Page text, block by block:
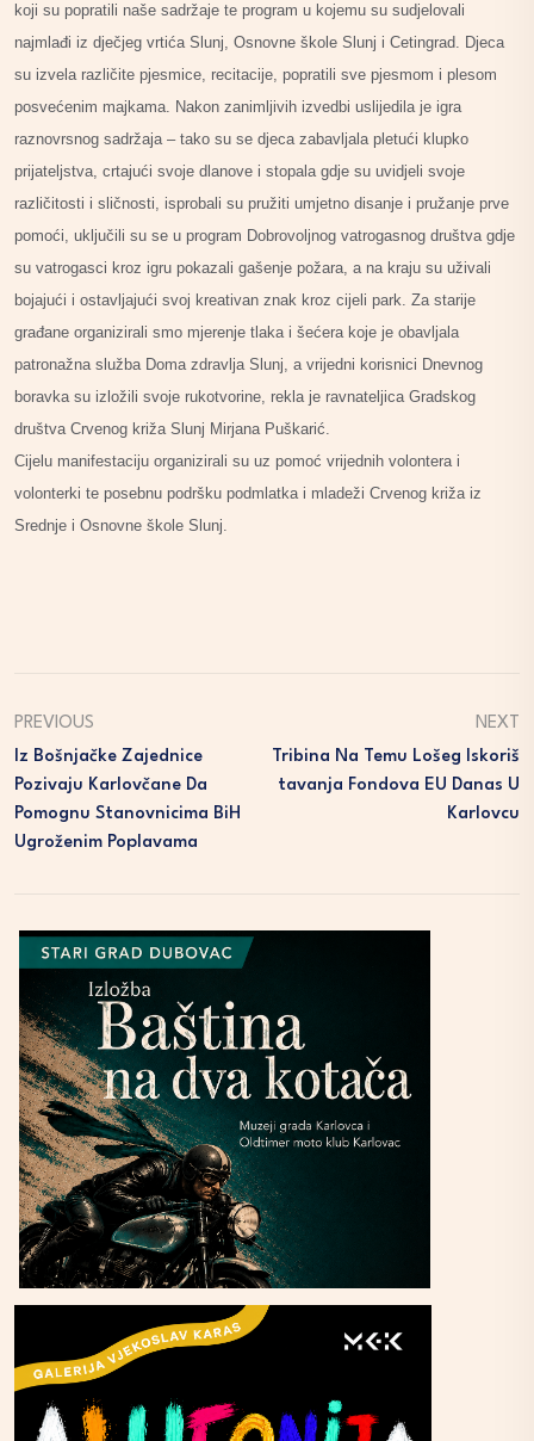
koji su popratili naše sadržaje te program u kojemu su sudjelovali
najmlađi iz dječjeg vrtića Slunj, Osnovne škole Slunj i Cetingrad. Djeca
su izvela različite pjesmice, recitacije, popratili sve pjesmom i plesom
posvećenim majkama. Nakon zanimljivih izvedbi uslijedila je igra
raznovrsnog sadržaja – tako su se djeca zabavljala pletući klupko
prijateljstva, crtajući svoje dlanove i stopala gdje su uvidjeli svoje
različitosti i sličnosti, isprobali su pružiti umjetno disanje i pružanje prve
pomoći, uključili su se u program Dobrovoljnog vatrogasnog društva gdje
su vatrogasci kroz igru pokazali gašenje požara, a na kraju su uživali
bojajući i ostavljajući svoj kreativan znak kroz cijeli park. Za starije
građane organizirali smo mjerenje tlaka i šećera koje je obavljala
patronažna služba Doma zdravlja Slunj, a vrijedni korisnici Dnevnog
boravka su izložili svoje rukotvorine, rekla je ravnateljica Gradskog
društva Crvenog križa Slunj Mirjana Puškarić.
Cijelu manifestaciju organizirali su uz pomoć vrijednih volontera i
volonterki te posebnu podršku podmlatka i mladeži Crvenog križa iz
Srednje i Osnovne škole Slunj.
PREVIOUS
Iz Bošnjačke Zajednice
Pozivaju Karlovčane Da
Pomognu Stanovnicima BiH
Ugroženim Poplavama
NEXT
Tribina Na Temu Lošeg Iskoriš
Tavanja Fondova EU Danas U
Karlovcu